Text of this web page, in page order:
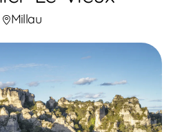
Millau